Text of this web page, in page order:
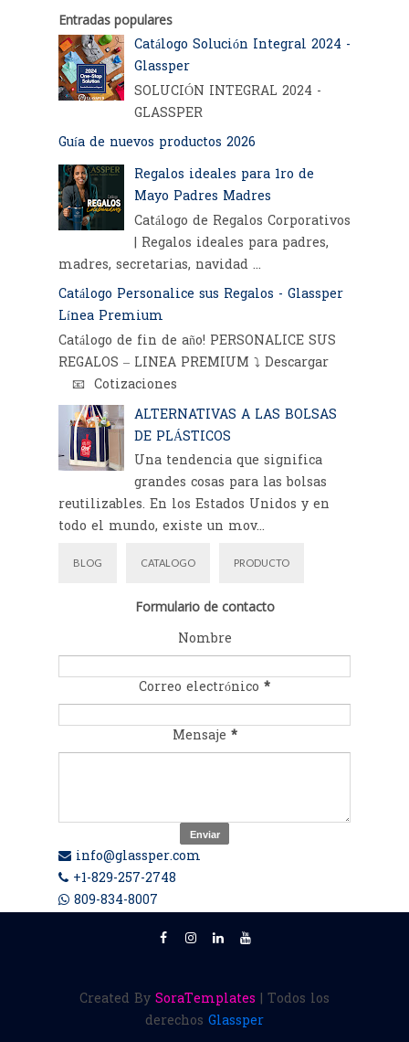
Entradas populares
Catálogo Solución Integral 2024 -
Glassper
SOLUCIÓN INTEGRAL 2024 -
GLASSPER
Guía de nuevos productos 2026
Regalos ideales para 1ro de
Mayo Padres Madres
Catálogo de Regalos Corporativos
| Regalos ideales para padres,
madres, secretarias, navidad ...
Catálogo Personalice sus Regalos - Glassper
Línea Premium
Catálogo de fin de año! PERSONALICE SUS
REGALOS – LINEA PREMIUM ⤵️ Descargar
📧 Cotizaciones
ALTERNATIVAS A LAS BOLSAS
DE PLÁSTICOS
Una tendencia que significa
grandes cosas para las bolsas
reutilizables. En los Estados Unidos y en
todo el mundo, existe un mov...
BLOG CATALOGO PRODUCTO
Formulario de contacto
Nombre
Correo electrónico *
Mensaje *
info@glassper.com
+1-829-257-2748
809-834-8007
Created By SoraTemplates | Todos los
derechos Glassper